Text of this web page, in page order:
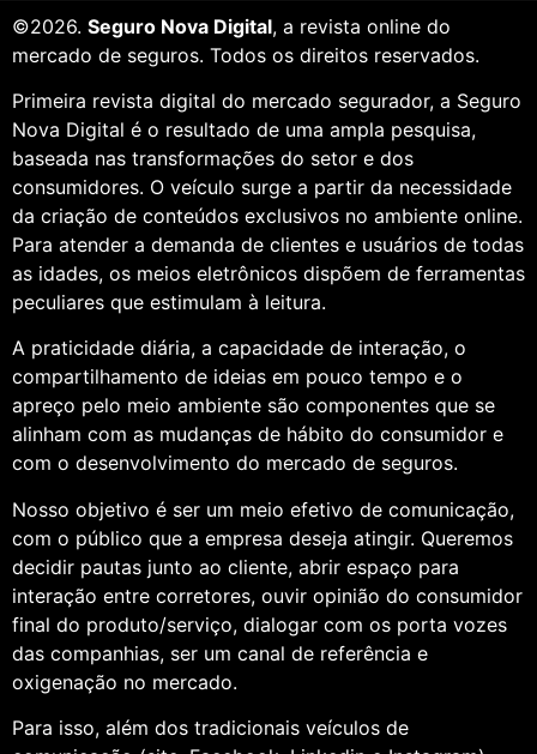
©2026. Seguro Nova Digital, a revista online do
mercado de seguros. Todos os direitos reservados.
Primeira revista digital do mercado segurador, a Seguro
Nova Digital é o resultado de uma ampla pesquisa,
baseada nas transformações do setor e dos
consumidores. O veículo surge a partir da necessidade
da criação de conteúdos exclusivos no ambiente online.
Para atender a demanda de clientes e usuários de todas
as idades, os meios eletrônicos dispõem de ferramentas
peculiares que estimulam à leitura.
A praticidade diária, a capacidade de interação, o
compartilhamento de ideias em pouco tempo e o
apreço pelo meio ambiente são componentes que se
alinham com as mudanças de hábito do consumidor e
com o desenvolvimento do mercado de seguros.
Nosso objetivo é ser um meio efetivo de comunicação,
com o público que a empresa deseja atingir. Queremos
decidir pautas junto ao cliente, abrir espaço para
interação entre corretores, ouvir opinião do consumidor
final do produto/serviço, dialogar com os porta vozes
das companhias, ser um canal de referência e
oxigenação no mercado.
Para isso, além dos tradicionais veículos de